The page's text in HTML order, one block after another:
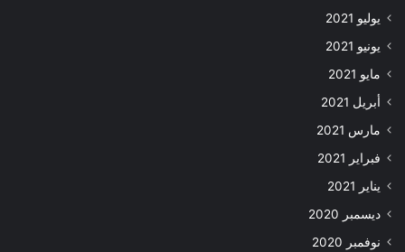
يوليو 2021
يونيو 2021
مايو 2021
أبريل 2021
مارس 2021
فبراير 2021
يناير 2021
ديسمبر 2020
نوفمبر 2020